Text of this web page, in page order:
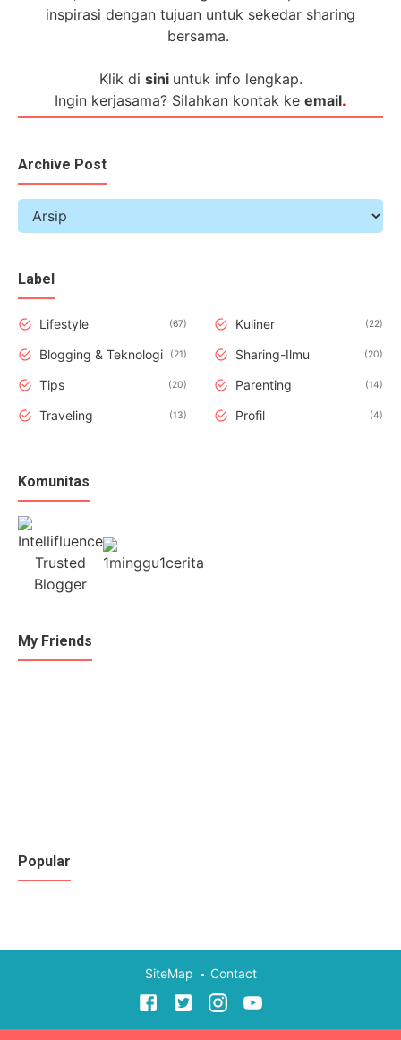
inspirasi dengan tujuan untuk sekedar sharing
bersama.
Klik di sini untuk info lengkap.
Ingin kerjasama? Silahkan kontak ke email.
Archive Post
Label
Lifestyle 67 Kuliner 22
Blogging & Teknologi 21 Sharing-Ilmu 20
Tips 20 Parenting 14
Traveling 13 Profil 4
Komunitas
My Friends
Popular
SiteMap Contact